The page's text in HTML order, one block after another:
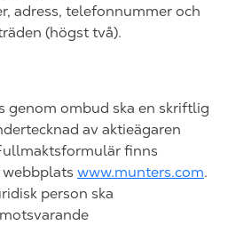
adress, telefonnummer och
(högst två).
genom ombud ska en skriftlig
av aktieägaren
finns
www.munters.com.
person ska